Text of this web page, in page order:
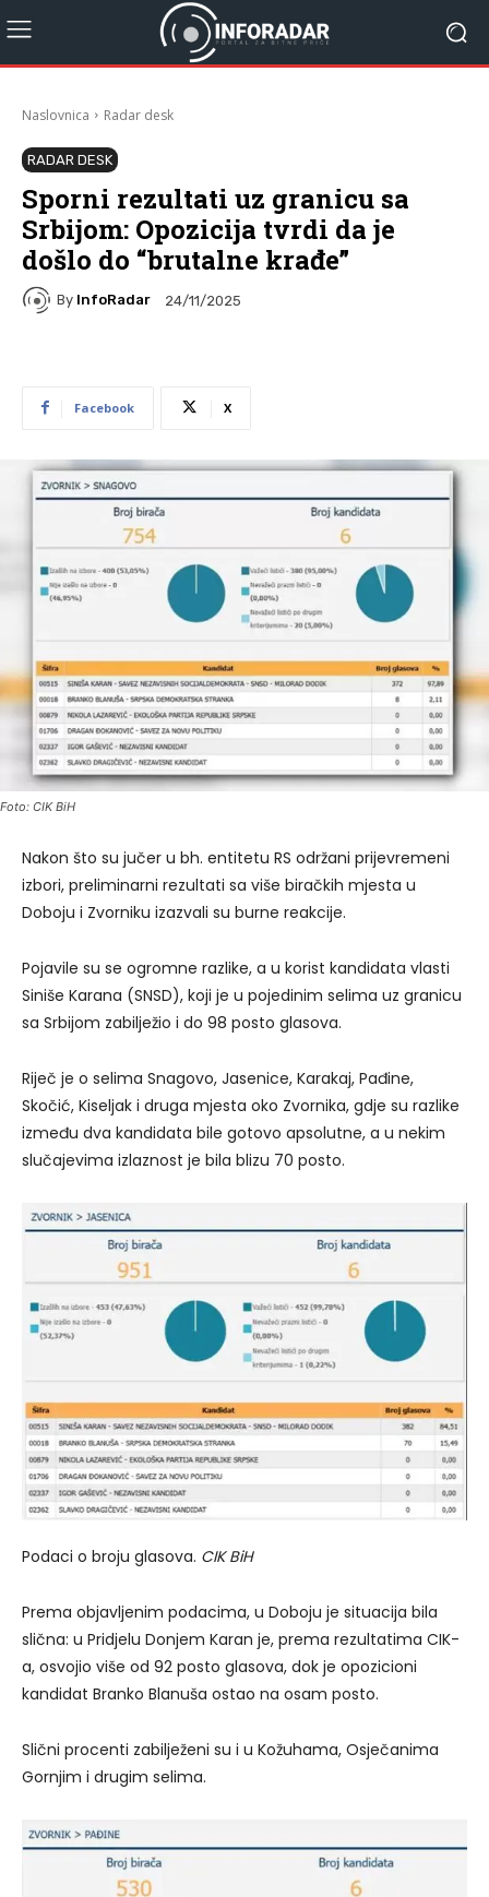
Naslovnica Radar desk
RADAR DESK
Sporni rezultati uz granicu sa
Srbijom: Opozicija tvrdi da je
došlo do “brutalne krađe”
By InfoRadar 24/11/2025
Facebook X
Foto: CIK BiH
Nakon što su jučer u bh. entitetu RS održani prijevremeni
izbori, preliminarni rezultati sa više biračkih mjesta u
Doboju i Zvorniku izazvali su burne reakcije.
Pojavile su se ogromne razlike, a u korist kandidata vlasti
Siniše Karana (SNSD), koji je u pojedinim selima uz granicu
sa Srbijom zabilježio i do 98 posto glasova.
Riječ je o selima Snagovo, Jasenice, Karakaj, Pađine,
Skočić, Kiseljak i druga mjesta oko Zvornika, gdje su razlike
između dva kandidata bile gotovo apsolutne, a u nekim
slučajevima izlaznost je bila blizu 70 posto.
Podaci o broju glasova. CIK BiH
Prema objavljenim podacima, u Doboju je situacija bila
slična: u Pridjelu Donjem Karan je, prema rezultatima CIK-
a, osvojio više od 92 posto glasova, dok je opozicioni
kandidat Branko Blanuša ostao na osam posto.
Slični procenti zabilježeni su i u Kožuhama, Osječanima
Gornjim i drugim selima.